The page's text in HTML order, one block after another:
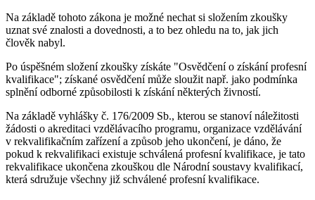
Na základě tohoto zákona je možné nechat si složením zkoušky
uznat své znalosti a dovednosti, a to bez ohledu na to, jak jich
člověk nabyl.
Po úspěšném složení zkoušky získáte "Osvědčení o získání profesní
kvalifikace"; získané osvědčení může sloužit např. jako podmínka
splnění odborné způsobilosti k získání některých živností.
Na základě vyhlášky č. 176/2009 Sb., kterou se stanoví náležitosti
žádosti o akreditaci vzdělávacího programu, organizace vzdělávání
v rekvalifikačním zařízení a způsob jeho ukončení, je dáno, že
pokud k rekvalifikaci existuje schválená profesní kvalifikace, je tato
rekvalifikace ukončena zkouškou dle Národní soustavy kvalifikací,
která sdružuje všechny již schválené profesní kvalifikace.